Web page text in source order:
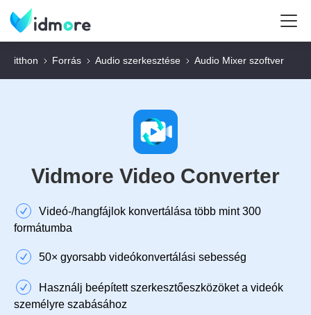
itthon Forrás Audio szerkesztése Audio Mixer szoftver
Vidmore Video Converter
Videó-/hangfájlok konvertálása több mint 300
formátumba
50× gyorsabb videókonvertálási sebesség
Használj beépített szerkesztőeszközöket a videók
személyre szabásához